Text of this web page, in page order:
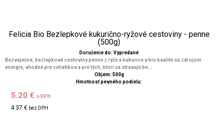
Felicia Bio Bezlepkové kukurično-ryžové cestoviny - penne
(500g)
Doručenie do: Vypredané
Bezvaječné, bezlepkové cestoviny penne z ryže a kukurice v bio kvalite sú zdrojom
energie, vhodné pre celiatikov a pre tých, ktorí sa stravujú be...
Objem: 500g
Hmotnosť pevného podielu:
5.20 € s DPH
4.37 € bez DPH